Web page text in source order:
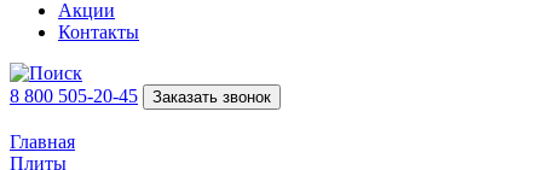
Акции
Контакты
8 800 505-20-45 Заказать звонок
Главная
Плиты